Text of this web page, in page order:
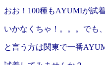
おお！100種もAYUMIが試
いかなくちゃ！。。。でも
と言う方は関東で一番